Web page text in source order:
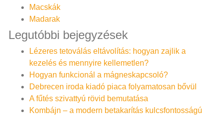
Macskák
Madarak
Legutóbbi bejegyzések
Lézeres tetoválás eltávolítás: hogyan zajlik a
kezelés és mennyire kellemetlen?
Hogyan funkcionál a mágneskapcsoló?
Debrecen iroda kiadó piaca folyamatosan bővül
A fűtés szivattyú rövid bemutatása
Kombájn – a modern betakarítás kulcsfontosságú